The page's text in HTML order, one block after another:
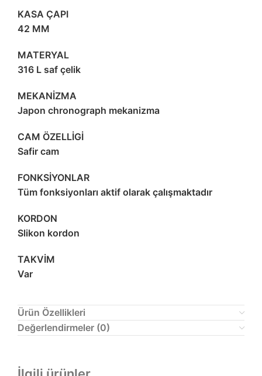
KASA ÇAPI
42 MM
MATERYAL
316 L saf çelik
MEKANİZMA
Japon chronograph mekanizma
CAM ÖZELLİGİ
Safir cam
FONKSİYONLAR
Tüm fonksiyonları aktif olarak çalışmaktadır
KORDON
Slikon kordon
TAKVİM
Var
Ürün Özellikleri
Değerlendirmeler (0)